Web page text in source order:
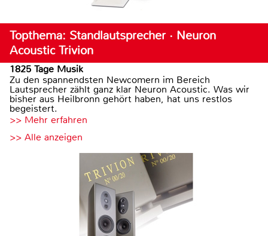
Topthema: Standlautsprecher · Neuron
Acoustic Trivion
1825 Tage Musik
Zu den spannendsten Newcomern im Bereich
Lautsprecher zählt ganz klar Neuron Acoustic. Was wir
bisher aus Heilbronn gehört haben, hat uns restlos
begeistert.
>> Mehr erfahren
>> Alle anzeigen